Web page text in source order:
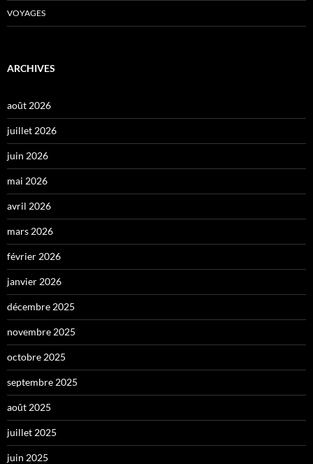
VOYAGES
ARCHIVES
août 2026
juillet 2026
juin 2026
mai 2026
avril 2026
mars 2026
février 2026
janvier 2026
décembre 2025
novembre 2025
octobre 2025
septembre 2025
août 2025
juillet 2025
juin 2025